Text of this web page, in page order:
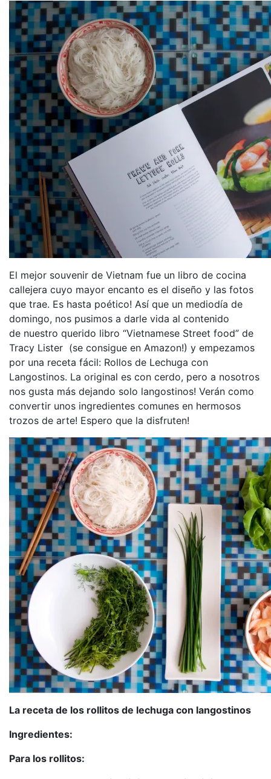
El mejor souvenir de Vietnam fue un libro de cocina
callejera cuyo mayor encanto es el diseño y las fotos
que trae. Es hasta poético! Así que un mediodía de
domingo, nos pusimos a darle vida al contenido
de nuestro querido libro “Vietnamese Street food” de
Tracy Lister (se consigue en Amazon!) y empezamos
por una receta fácil: Rollos de Lechuga con
Langostinos. La original es con cerdo, pero a nosotros
nos gusta más dejando solo langostinos! Verán como
convertir unos ingredientes comunes en hermosos
trozos de arte! Espero que la disfruten!
La receta de los rollitos de lechuga con langostinos
Ingredientes:
Para los rollitos: